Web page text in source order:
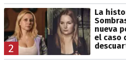
2
La
nueva
el caso